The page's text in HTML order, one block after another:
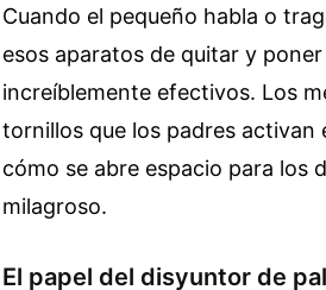
Cuando el pequeño habla o
esos aparatos de quitar y
increíblemente efectivos. Los
tornillos que los padres activan
cómo se abre espacio para los
milagroso.
El papel del disyuntor de